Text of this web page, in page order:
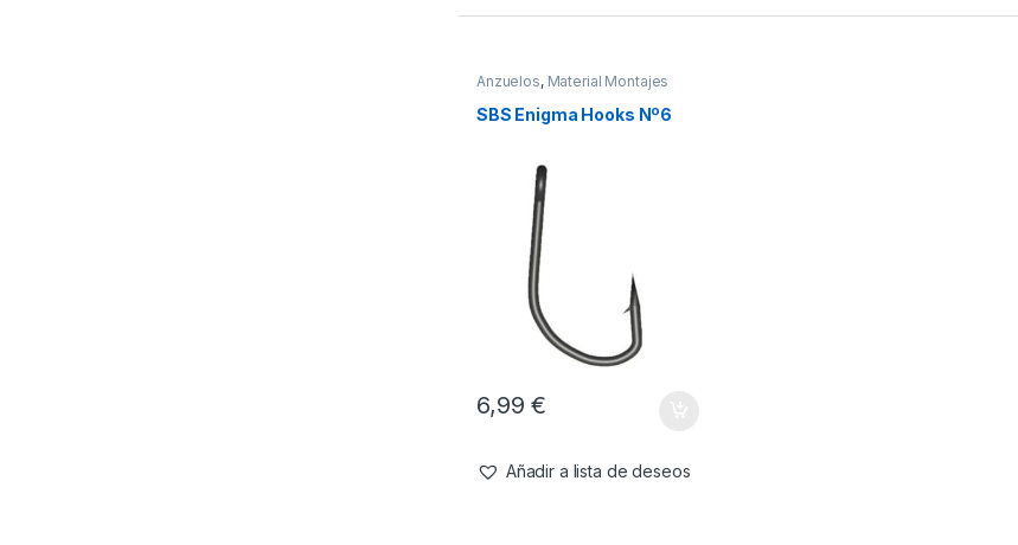
Anzuelos, Material Montajes
SBS Enigma Hooks Nº6
6,99€
Añadir a lista de deseos